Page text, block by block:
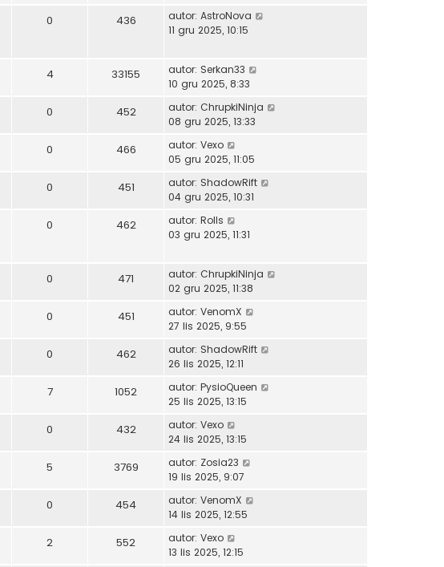
0 436 autor: AstroNova
11 gru 2025, 10:15
4 33155 autor: Serkan33
10 gru 2025, 8:33
0 452 autor: ChrupkiNinja
08 gru 2025, 13:33
0 466 autor: Vexo
05 gru 2025, 11:05
0 451 autor: ShadowRift
04 gru 2025, 10:31
0 462 autor: Rolls
03 gru 2025, 11:31
0 471 autor: ChrupkiNinja
02 gru 2025, 11:38
0 451 autor: VenomX
27 lis 2025, 9:55
0 462 autor: ShadowRift
26 lis 2025, 12:11
7 1052 autor: PysioQueen
25 lis 2025, 13:15
0 432 autor: Vexo
24 lis 2025, 13:15
5 3769 autor: Zosia23
19 lis 2025, 9:07
0 454 autor: VenomX
14 lis 2025, 12:55
2 552 autor: Vexo
13 lis 2025, 12:15